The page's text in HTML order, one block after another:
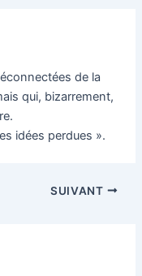
de la
qui, bizarrement,
idées perdues ».
SUIVANT